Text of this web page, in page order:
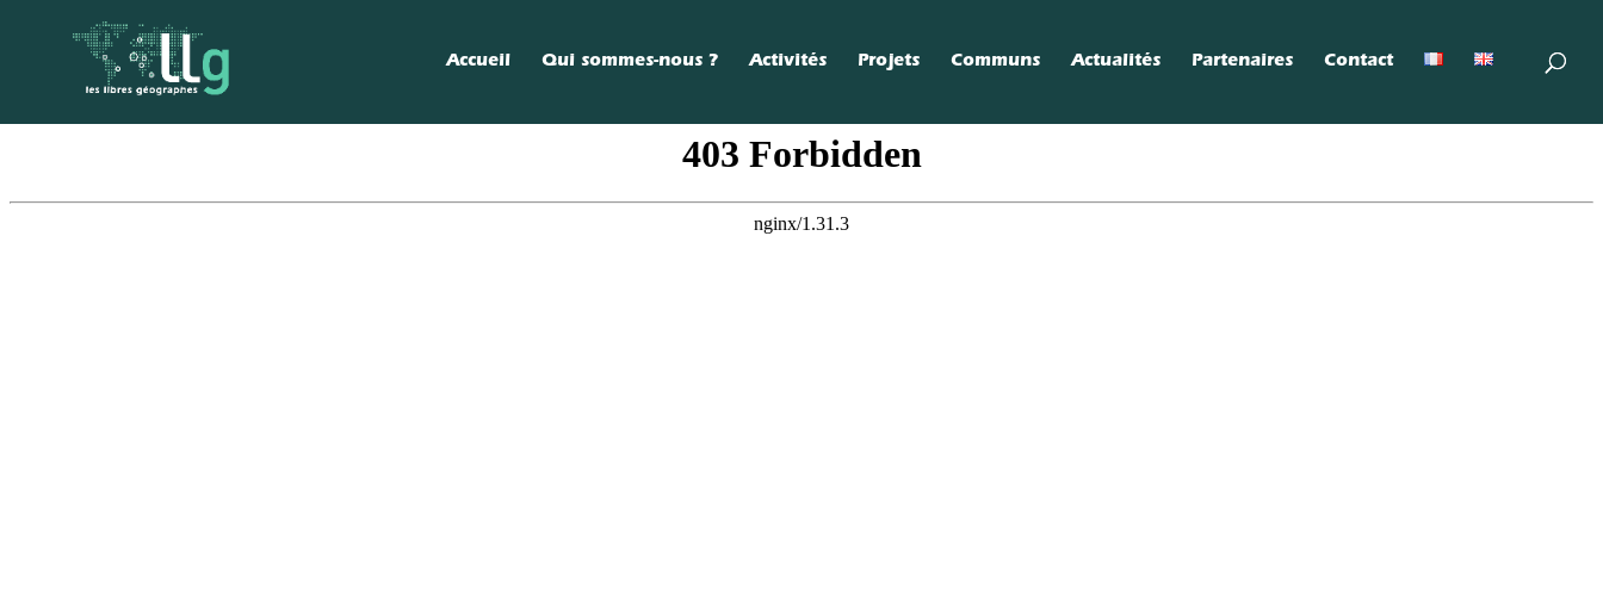
Accueil Qui sommes-nous ? Activités Projets Communs Actualités Partenaires Contact